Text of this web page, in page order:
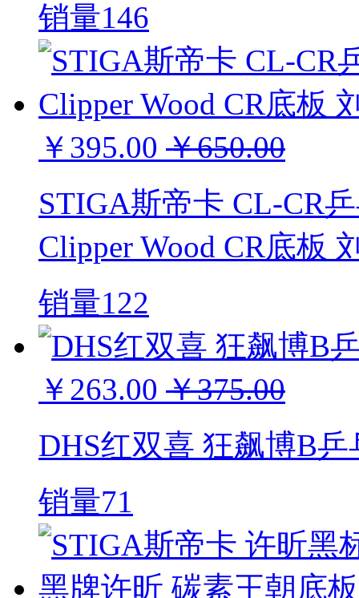
销量146
￥395.00 ￥650.00
STIGA斯帝卡 CL-CR
Clipper Wood CR底板
销量122
￥263.00 ￥375.00
DHS红双喜 狂飙博B
销量71